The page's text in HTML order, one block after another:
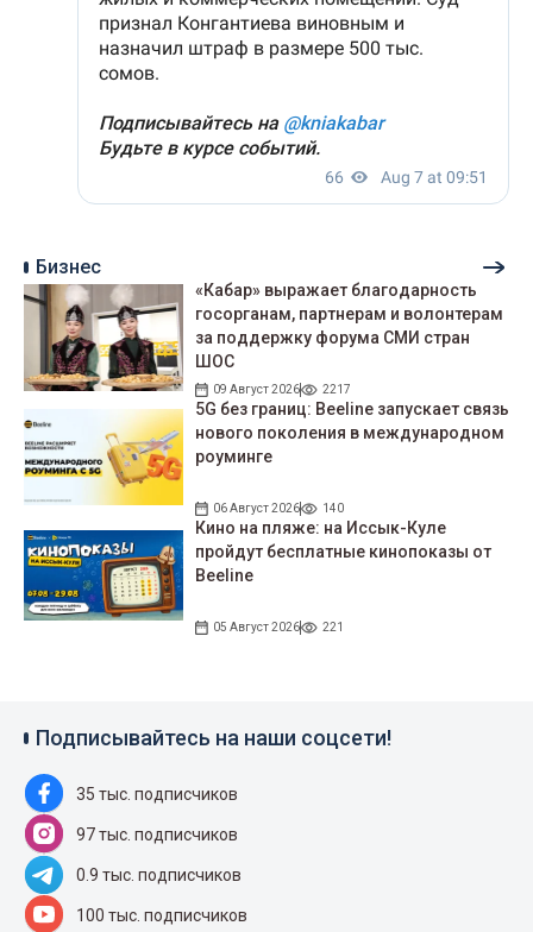
Бизнес
«Кабар» выражает благодарность
госорганам, партнерам и волонтерам
за поддержку форума СМИ стран
ШОС
09 Август 2026 2217
5G без границ: Beeline запускает связь
нового поколения в международном
роуминге
06 Август 2026 140
Кино на пляже: на Иссык-Куле
пройдут беcплатные кинопоказы от
Beeline
05 Август 2026 221
Подписывайтесь на наши соцсети!
35 тыс. подписчиков
97 тыс. подписчиков
0.9 тыс. подписчиков
100 тыс. подписчиков